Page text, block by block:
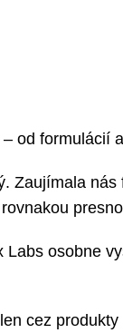
od formulácií
Zaujímala
osobne
cez